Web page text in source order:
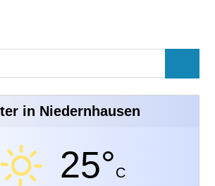
in Niedernhausen
25°C